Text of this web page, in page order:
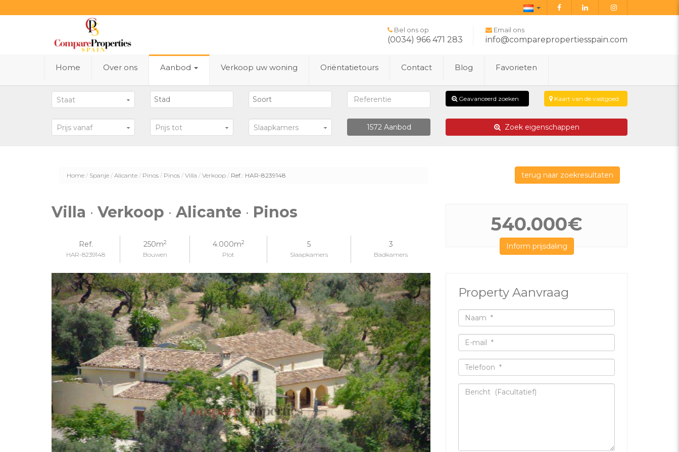
Dutch
Bel ons op
(0034) 966 471 283
Email ons
info@comparepropertiesspain.com
Home Over ons Aanbod Verkoop uw woning Oriëntatietours Contact Blog Favorieten
Staat
Prijs vanaf Prijs tot Slaapkamers 1572Aanbod
Geavanceerd zoeken Kaart van de vastgoed
Zoek eigenschappen
Home Spanje Alicante Pinos Pinos Villa Verkoop Ref.: HAR-8239148 terug naar zoekresultaten
Villa · Verkoop · Alicante · Pinos
Ref.
HAR-8239148
250m2
Bouwen
4.000m2
Plot
5
Slaapkamers
3
Badkamers
540.000€
Inform prijsdaling
Property Aanvraag